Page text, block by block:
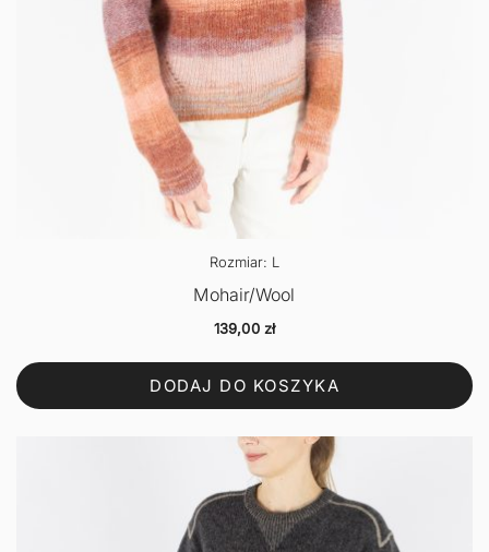
Rozmiar: L
Mohair/Wool
139,00 zł
DODAJ DO KOSZYKA